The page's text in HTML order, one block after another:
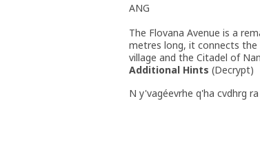
ANG
The Flovana Avenue is a
metres long, it connects the
village and the Citadel of
Additional Hints (Decrypt)
N y'vagéevrhe q'ha cvdhrg